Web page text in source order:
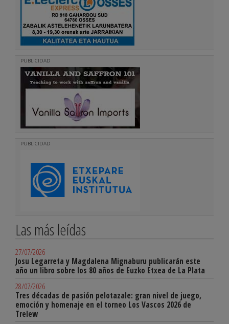
PUBLICIDAD
PUBLICIDAD
Las más leídas
27/07/2026
Josu Legarreta y Magdalena Mignaburu publicarán este
año un libro sobre los 80 años de Euzko Etxea de La Plata
28/07/2026
Tres décadas de pasión pelotazale: gran nivel de juego,
emoción y homenaje en el torneo Los Vascos 2026 de
Trelew